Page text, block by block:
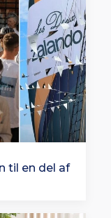
til en del af